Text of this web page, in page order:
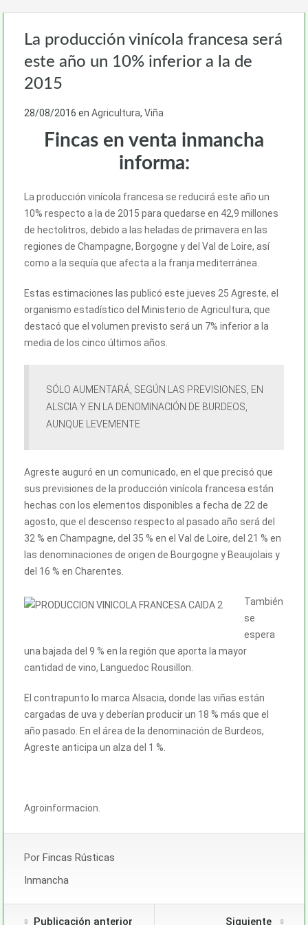
La producción vinícola francesa será
este año un 10% inferior a la de
2015
28/08/2016 en Agricultura, Viña
Fincas en venta inmancha
informa:
La producción vinícola francesa se reducirá este año un
10% respecto a la de 2015 para quedarse en 42,9 millones
de hectolitros, debido a las heladas de primavera en las
regiones de Champagne, Borgogne y del Val de Loire, así
como a la sequía que afecta a la franja mediterránea.
Estas estimaciones las publicó este jueves 25 Agreste, el
organismo estadístico del Ministerio de Agricultura, que
destacó que el volumen previsto será un 7% inferior a la
media de los cinco últimos años.
SÓLO AUMENTARÁ, SEGÚN LAS PREVISIONES, EN
ALSCIA Y EN LA DENOMINACIÓN DE BURDEOS,
AUNQUE LEVEMENTE
Agreste auguró en un comunicado, en el que precisó que
sus previsiones de la producción vinícola francesa están
hechas con los elementos disponibles a fecha de 22 de
agosto, que el descenso respecto al pasado año será del
32 % en Champagne, del 35 % en el Val de Loire, del 21 % en
las denominaciones de origen de Bourgogne y Beaujolais y
del 16 % en Charentes.
También
se
espera
una bajada del 9 % en la región que aporta la mayor
cantidad de vino, Languedoc Rousillon.
El contrapunto lo marca Alsacia, donde las viñas están
cargadas de uva y deberían producir un 18 % más que el
año pasado. En el área de la denominación de Burdeos,
Agreste anticipa un alza del 1 %.
Agroinformacion.
Por Fincas Rústicas
Inmancha
Publicación anterior Siguiente